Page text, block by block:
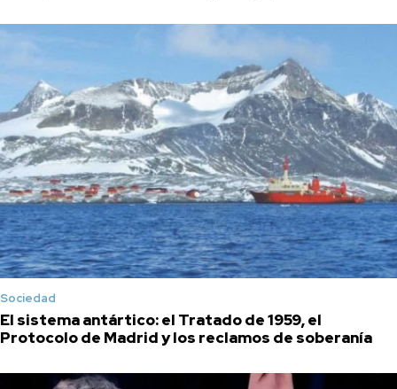
Sociedad
El sistema antártico: el Tratado de 1959, el
Protocolo de Madrid y los reclamos de soberanía